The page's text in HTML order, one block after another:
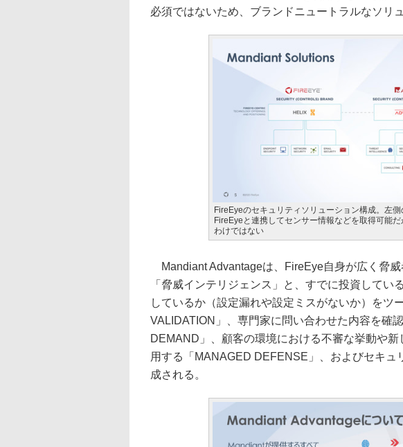
必須ではないため、ブランドニュートラルなソリ
FireEyeのセキュリティソリューション構成。左
FireEyeと連携してセンサー情報などを取得可能
わけではない
Mandiant Advantageは、FireEye自身が広く脅
「脅威インテリジェンス」と、すでに投資してい
しているか（設定漏れや設定ミスがないか）をツ
VALIDATION」、専門家に問い合わせた内容を確
DEMAND」、顧客の環境における不審な挙動や
用する「MANAGED DEFENSE」、およびセキュ
成される。